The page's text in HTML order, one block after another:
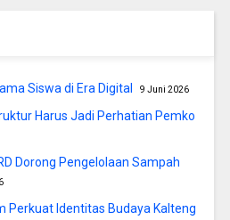
Siswa di Era Digital 9 Juni 2026
Harus Jadi Perhatian Pemko
Dorong Pengelolaan Sampah
Perkuat Identitas Budaya Kalteng